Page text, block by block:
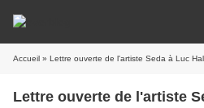
Accueil » Lettre ouverte de l'artiste Seda à Luc
Lettre ouverte de l'artiste